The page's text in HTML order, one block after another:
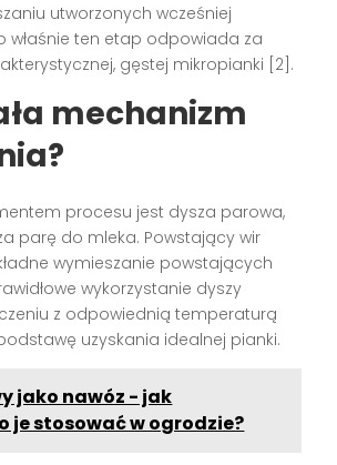
utworzonych wcześniej
właśnie ten etap odpowiada za
gęstej mikropianki [2].
mechanizm
procesu jest dysza parowa,
parę do mleka. Powstający wir
wymieszanie powstających
wykorzystanie dyszy
z odpowiednią temperaturą
uzyskania idealnej pianki.
jako nawóz - jak
je stosować w ogrodzie?